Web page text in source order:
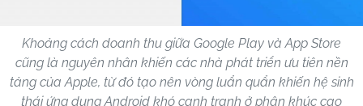
Khoảng cách doanh thu giữa Google Play và App Store
cũng là nguyên nhân khiến các nhà phát triển ưu tiên nền
tảng của Apple, từ đó tạo nên vòng luẩn quẩn khiến hệ sinh
thái ứng dụng Android khó cạnh tranh ở phân khúc cao